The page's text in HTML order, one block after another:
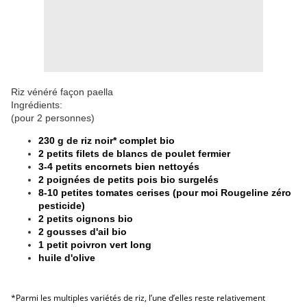
Riz vénéré façon paella
Ingrédients:
(pour 2 personnes)
230 g de riz noir* complet bio
2 petits filets de blancs de poulet fermier
3-4 petits encornets bien nettoyés
2 poignées de petits pois bio surgelés
8-10 petites tomates cerises (pour moi Rougeline zéro
pesticide)
2 petits oignons bio
2 gousses d'ail bio
1 petit poivron vert long
huile d'olive
*Parmi les multiples variétés de riz, l’une d’elles reste relativement